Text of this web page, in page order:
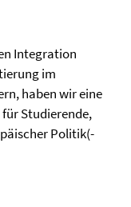
Integration
im
haben wir eine
Studierende,
Politik(-